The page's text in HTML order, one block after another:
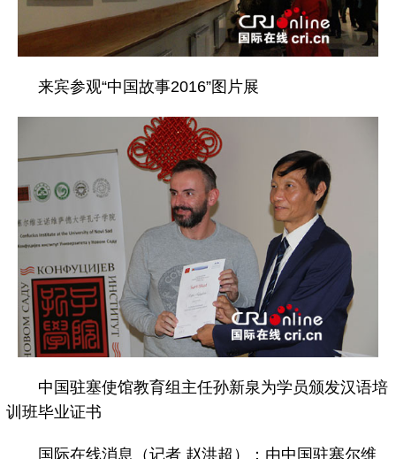
来宾参观“中国故事2016”图片展
中国驻塞使馆教育组主任孙新泉为学员颁发汉语培
训班毕业证书
国际在线消息（记者 赵洪超）：由中国驻塞尔维